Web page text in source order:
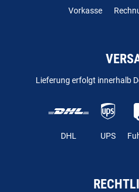
Vorkasse
Lieferung erfolgt innerhalb
DHL UPS